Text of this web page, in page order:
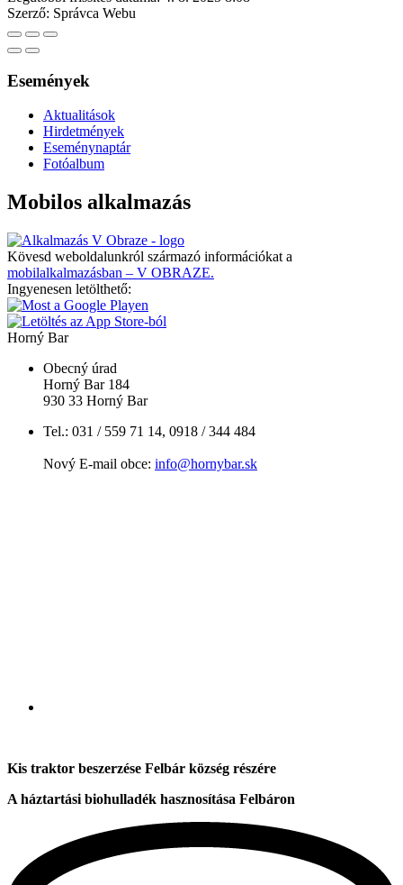
Szerző: Správca Webu
Események
Aktualitások
Hirdetmények
Eseménynaptár
Fotóalbum
Mobilos alkalmazás
Kövesd weboldalunkról származó információkat a
mobilalkalmazásban – V OBRAZE.
Ingyenesen letölthető:
Horný Bar
Obecný úrad
Horný Bar 184
930 33 Horný Bar
Tel.: 031 / 559 71 14, 0918 / 344 484
Nový E-mail obce: info@hornybar.sk
Kis traktor beszerzése Felbár község részére
A háztartási biohulladék hasznosítása Felbáron